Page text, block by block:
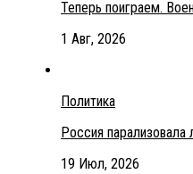
Теперь поиграем.
1 Авг, 2026
Политика
Россия
19 Июл, 2026